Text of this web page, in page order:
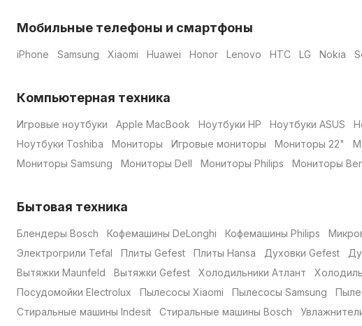
Мобильные телефоны и смартфоны
iPhone Samsung Xiaomi Huawei Honor Lenovo HTC LG Nokia
Компьютерная техника
Игровые ноутбуки Apple MacBook Ноутбуки HP Ноутбуки ASUS
Ноутбуки Toshiba
Мониторы Игровые мониторы Мониторы 22"
Мониторы Samsung
Мониторы Dell Мониторы Philips Мониторы
Бытовая техника
Блендеры Bosch Кофемашины DeLonghi Кофемашины Philips
Электрогрили Tefal
Плиты Gefest Плиты Hansa Духовки Gefest
Вытяжки Maunfeld
Вытяжки Gefest Холодильники Атлант
Посудомойки Electrolux
Пылесосы Xiaomi Пылесосы Samsung
Стиральные машины Indesit
Стиральные машины Bosch